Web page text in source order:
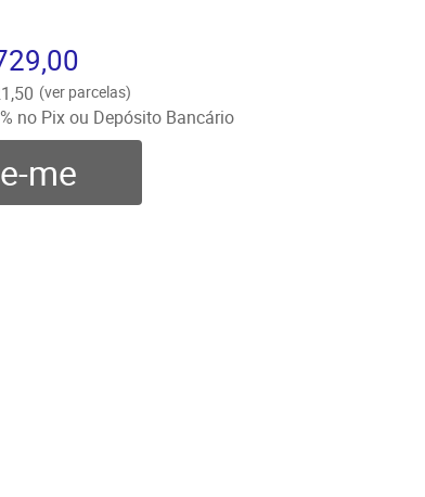
(ver parcelas)
no Pix ou Depósito Bancário
me